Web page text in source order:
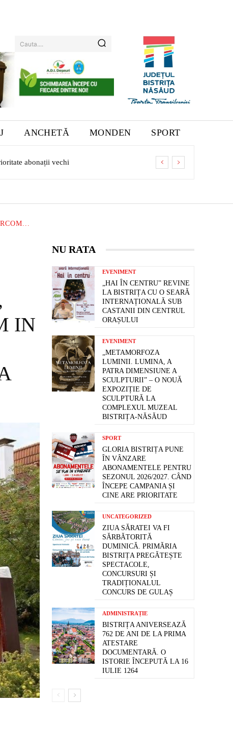
Cauta....
ANCHETĂ MONDEN SPORT
abonații vechi
IN
NU RATA
EVENIMENT
„HAI ÎN CENTRU” REVINE
LA BISTRIȚA CU O SEARĂ
INTERNAȚIONALĂ SUB
CASTANII DIN CENTRUL
ORAȘULUI
EVENIMENT
„METAMORFOZA
LUMINII. LUMINA, A
PATRA DIMENSIUNE A
SCULPTURII” – O NOUĂ
EXPOZIȚIE DE
SCULPTURĂ LA
COMPLEXUL MUZEAL
BISTRIȚA-NĂSĂUD
SPORT
GLORIA BISTRIȚA PUNE
ÎN VÂNZARE
ABONAMENTELE PENTRU
SEZONUL 2026/2027. CÂND
ÎNCEPE CAMPANIA ȘI
CINE ARE PRIORITATE
UNCATEGORIZED
ZIUA SĂRATEI VA FI
SĂRBĂTORITĂ
DUMINICĂ. PRIMĂRIA
BISTRIȚA PREGĂTEȘTE
SPECTACOLE,
CONCURSURI ȘI
TRADIȚIONALUL
CONCURS DE GULAȘ
ADMINISTRAȚIE
BISTRIȚA ANIVERSEAZĂ
762 DE ANI DE LA PRIMA
ATESTARE
DOCUMENTARĂ. O
ISTORIE ÎNCEPUTĂ LA 16
IULIE 1264